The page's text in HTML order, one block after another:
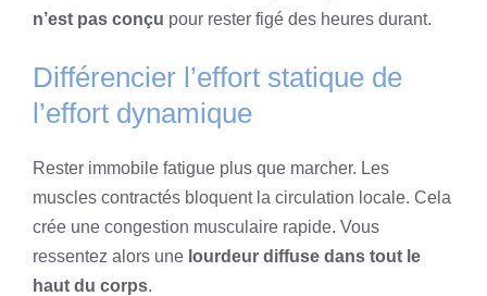
n’est pas conçu pour rester figé des heures durant.
Différencier l’effort statique de
l’effort dynamique
Rester immobile fatigue plus que marcher. Les
muscles contractés bloquent la circulation locale. Cela
crée une congestion musculaire rapide. Vous
ressentez alors une lourdeur diffuse dans tout le
haut du corps.